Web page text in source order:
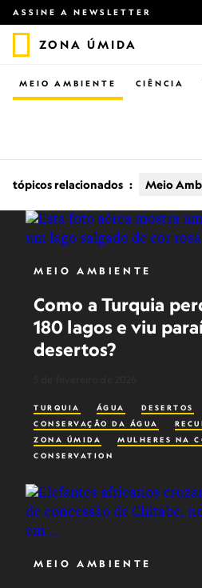
ASSINE A NEWSLETTER
ZONA ÚMIDA
CIÊNCIA
MEIO AMBIENTE
tópicos relacionados : Meio
MEIO AMBIENTE
Como a Turquia
180 lagos e viu
desertos?
TURQUIA ÁGUA DESERTOS
CONSERVAÇÃO DA ÁGUA
ZONA ÚMIDA
MULHERES NA
CONSERVATION
MEIO AMBIENTE